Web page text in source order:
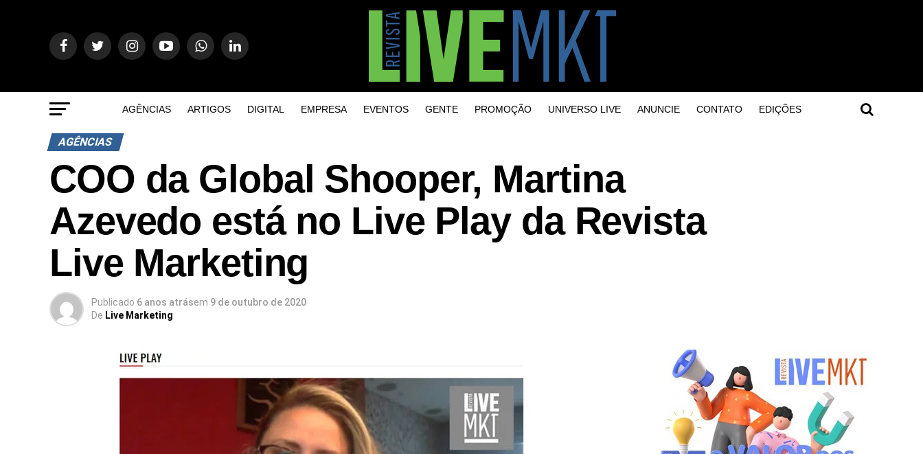
AGÊNCIAS ARTIGOS DIGITAL EMPRESA EVENTOS GENTE PROMOÇÃO UNIVERSO LIVE ANUNCIE CONTATO EDIÇÕES
AGÊNCIAS
COO da Global Shooper, Martina
Azevedo está no Live Play da Revista
Live Marketing
Publicado 6 anos atrásem 9 de outubro de 2020
De Live Marketing